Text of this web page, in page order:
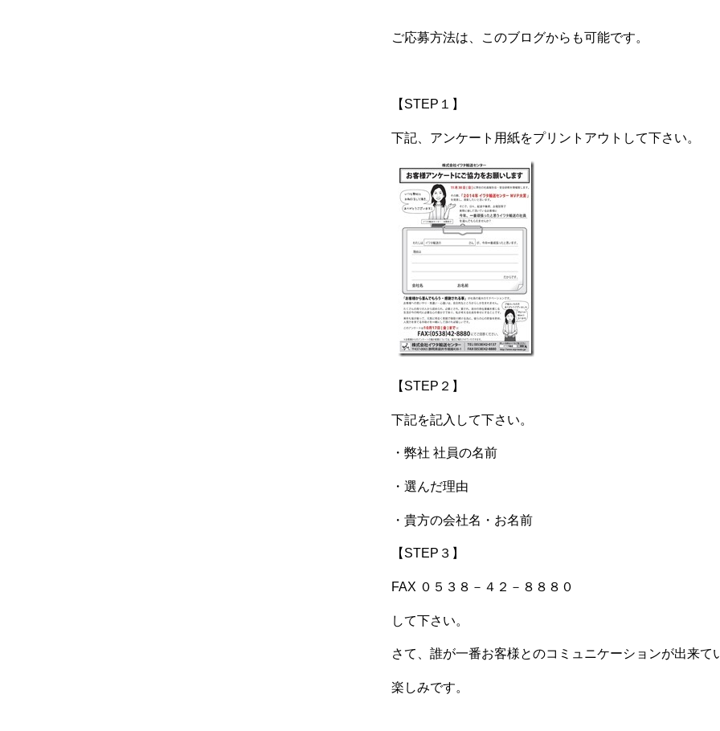
ご応募方法は、このブログからも可能です。
【STEP１】
下記、アンケート用紙をプリントアウトして下さい。
【STEP２】
下記を記入して下さい。
・弊社 社員の名前
・選んだ理由
・貴方の会社名・お名前
【STEP３】
FAX ０５３８－４２－８８８０
して下さい。
さて、誰が一番お客様とのコミュニケーションが出来て
楽しみです。